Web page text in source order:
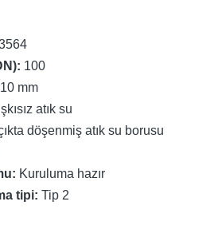
100
mm
atık su
döşenmiş atık su borusu
Kuruluma hazır
tipi: Tip 2